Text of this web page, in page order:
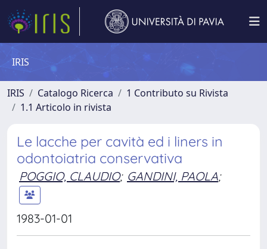
IRIS
IRIS Catalogo Ricerca
1 Contributo su Rivista
1.1 Articolo in rivista
Le lacche per cavità ed i liners in
odontoiatria conservativa
POGGIO, CLAUDIO; GANDINI, PAOLA;
1983-01-01